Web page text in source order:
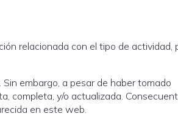
relacionada con el tipo de actividad,
embargo, a pesar de haber tomado
completa, y/o actualizada.
en este web.